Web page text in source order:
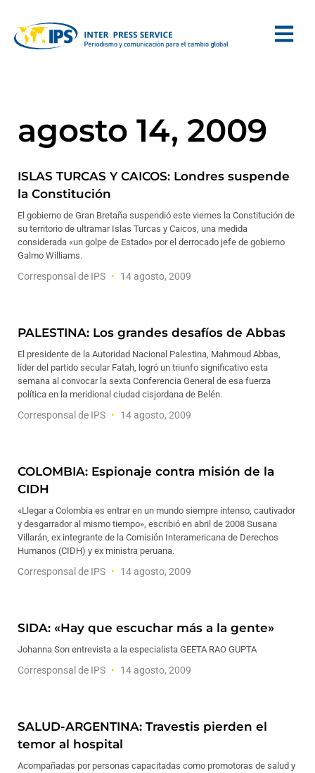
agosto 14, 2009
ISLAS TURCAS Y CAICOS: Londres suspende
la Constitución
El gobierno de Gran Bretaña suspendió este viernes la Constitución de
su territorio de ultramar Islas Turcas y Caicos, una medida
considerada «un golpe de Estado» por el derrocado jefe de gobierno
Galmo Williams.
Corresponsal de IPS 14 agosto, 2009
PALESTINA: Los grandes desafíos de Abbas
El presidente de la Autoridad Nacional Palestina, Mahmoud Abbas,
líder del partido secular Fatah, logró un triunfo significativo esta
semana al convocar la sexta Conferencia General de esa fuerza
política en la meridional ciudad cisjordana de Belén.
Corresponsal de IPS 14 agosto, 2009
COLOMBIA: Espionaje contra misión de la
CIDH
«Llegar a Colombia es entrar en un mundo siempre intenso, cautivador
y desgarrador al mismo tiempo», escribió en abril de 2008 Susana
Villarán, ex integrante de la Comisión Interamericana de Derechos
Humanos (CIDH) y ex ministra peruana.
Corresponsal de IPS 14 agosto, 2009
SIDA: «Hay que escuchar más a la gente»
Johanna Son entrevista a la especialista GEETA RAO GUPTA
Corresponsal de IPS 14 agosto, 2009
SALUD-ARGENTINA: Travestis pierden el
temor al hospital
Acompañadas por personas capacitadas como promotoras de salud y